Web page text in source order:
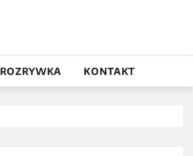
ROZRYWKA KONTAKT